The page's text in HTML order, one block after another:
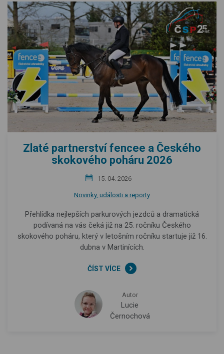
Zlaté partnerství fencee a Českého
skokového poháru 2026
15. 04. 2026
Novinky, události a reporty
Přehlídka nejlepších parkurových jezdců a dramatická
podívaná na vás čeká již na 25. ročníku Českého
skokového poháru, který v letošním ročníku startuje již 16.
dubna v Martinících.
ČÍST VÍCE
Autor
Lucie
Černochová